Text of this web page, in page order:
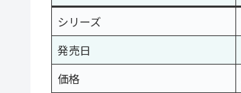
シリーズ
発売日
価格